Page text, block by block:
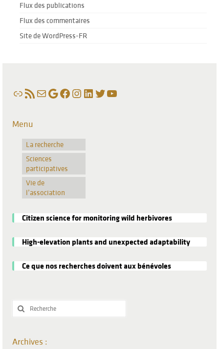
Flux des publications
Flux des commentaires
Site de WordPress-FR
LienFlux RSSE-mailGoogle
Facebook
Instagram
LinkedIn
Twitter
YouTube
Menu
La recherche
Sciences
participatives
Vie de
l’association
Citizen science for monitoring wild herbivores
High-elevation plants and unexpected adaptability
Ce que nos recherches doivent aux bénévoles
Rechercher
:
Archives :